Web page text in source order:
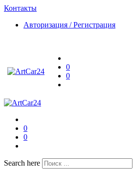
Контакты
Авторизация / Регистрация
0
0
0
0
Search here